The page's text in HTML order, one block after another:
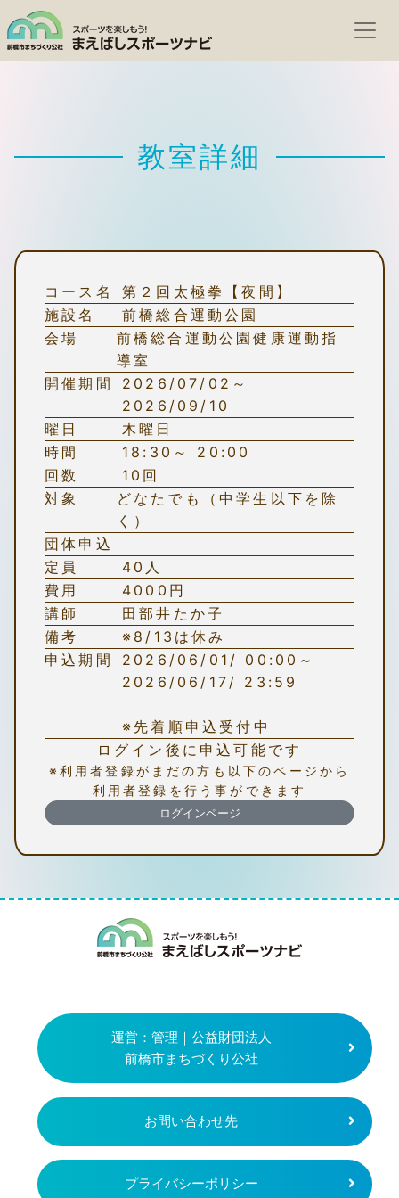
教室詳細
コース名
第２回太極拳【夜間】
施設名
前橋総合運動公園
会場
前橋総合運動公園健康運動指
導室
開催期間
2026/07/02～
2026/09/10
曜日
木曜日
時間
18:30～ 20:00
回数
10回
対象
どなたでも（中学生以下を除
く）
団体申込
定員
40人
費用
4000円
講師
田部井たか子
備考
※8/13は休み
申込期間
2026/06/01/ 00:00～
2026/06/17/ 23:59
※先着順申込受付中
ログイン後に申込可能です
※利用者登録がまだの方も以下のページから
利用者登録を行う事ができます
ログインページ
運営：管理｜公益財団法人
前橋市まちづくり公社
お問い合わせ先
プライバシーポリシー